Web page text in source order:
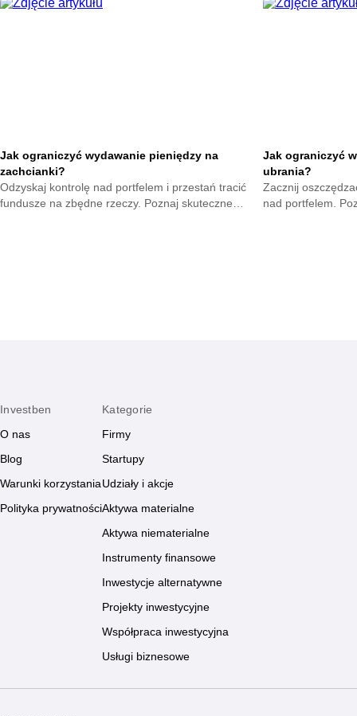
oszczędności już
Jak ograniczyć wydawanie pieniędzy na
zachcianki?
Odzyskaj kontrolę nad portfelem i przestań tracić
fundusze na zbędne rzeczy. Poznaj skuteczne
Jak ograniczyć
ubrania?
Zacznij
nad portfelem.
Investben
O nas
Blog
Warunki korzystania
Polityka prywatności
Kategorie
Firmy
Startupy
Udziały i akcje
Aktywa materialne
Aktywa niematerialne
Instrumenty finansowe
Inwestycje alternatywne
Projekty inwestycyjne
Współpraca inwestycyjna
Usługi biznesowe